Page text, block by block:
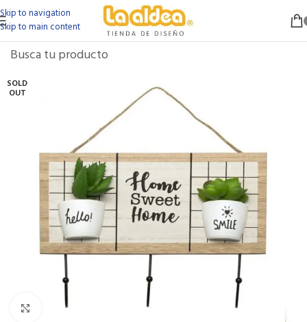
Skip to navigation
Skip to main content
SOLD
OUT
Click to enlarge